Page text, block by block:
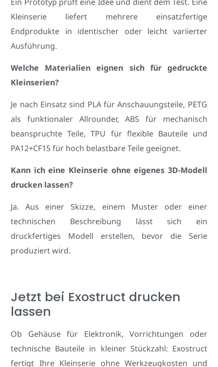
Kleinserie liefert mehrere einsatzfertige
Endprodukte in identischer oder leicht variierter
Ausführung.
Welche Materialien eignen sich für gedruckte
Kleinserien?
Je nach Einsatz sind PLA für Anschauungsteile, PETG
als funktionaler Allrounder, ABS für mechanisch
beanspruchte Teile, TPU für flexible Bauteile und
PA12+CF15 für hoch belastbare Teile geeignet.
Kann ich eine Kleinserie ohne eigenes 3D-Modell
drucken lassen?
Ja. Aus einer Skizze, einem Muster oder einer
technischen Beschreibung lässt sich ein
druckfertiges Modell erstellen, bevor die Serie
produziert wird.
Jetzt bei Exostruct drucken
lassen
Ob Gehäuse für Elektronik, Vorrichtungen oder
technische Bauteile in kleiner Stückzahl: Exostruct
fertigt Ihre Kleinserie ohne Werkzeugkosten und